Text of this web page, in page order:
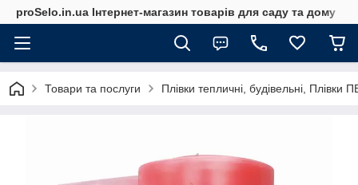
proSelo.in.ua Інтернет-магазин товарів для саду та дому
Товари та послуги Плівки тепличні, будівельні,